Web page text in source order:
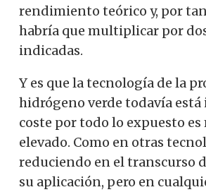
rendimiento teórico y, por
habría que multiplicar por
indicadas.
Y es que la tecnología de la
hidrógeno verde todavía está
coste por todo lo expuesto es
elevado. Como en otras
reduciendo en el transcurso
su aplicación, pero en